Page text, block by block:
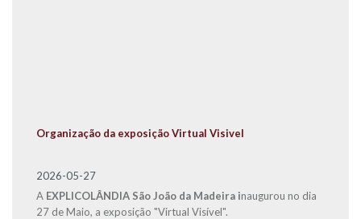
Organização da exposição Virtual Visivel
2026-05-27
A EXPLICOLÂNDIA São João da Madeira inaugurou no dia
27 de Maio, a exposição "Virtual Visível".